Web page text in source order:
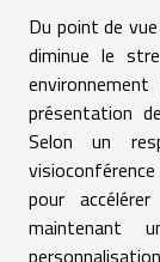
Du point de
diminue le
présentation
Selon un
pour
maintenant